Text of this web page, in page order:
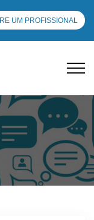
UM PROFISSIONAL